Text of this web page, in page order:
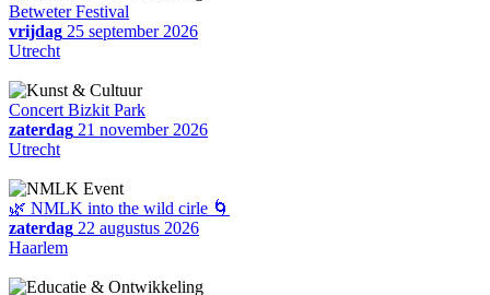
Betweter Festival
vrijdag 25 september 2026
Utrecht
Concert Bizkit Park
zaterdag 21 november 2026
Utrecht
🌿 NMLK into the wild cirle 🌀
zaterdag 22 augustus 2026
Haarlem